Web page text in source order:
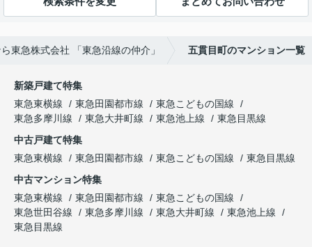
東急株式会社 「東急沿線の仲介」 五貫目町のマンション一覧
新築戸建て特集
東急東横線
東急田園都市線
東急こどもの国線
東急多摩川線
東急大井町線 東急池上線
東急目黒線
中古戸建て特集
東急東横線
東急田園都市線 東急こどもの国線
東急目黒線
中古マンション特集
東急東横線
東急田園都市線
東急こどもの国線
東急世田谷線
東急多摩川線 東急大井町線
東急池上線
東急目黒線